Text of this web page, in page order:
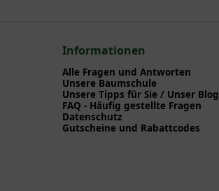
Informationen
Alle Fragen und Antworten
Unsere Baumschule
Unsere Tipps für Sie / Unser Blog
FAQ - Häufig gestellte Fragen
Datenschutz
Gutscheine und Rabattcodes